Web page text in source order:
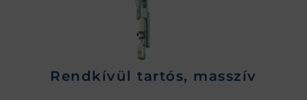
Rendkívül tartós, masszív